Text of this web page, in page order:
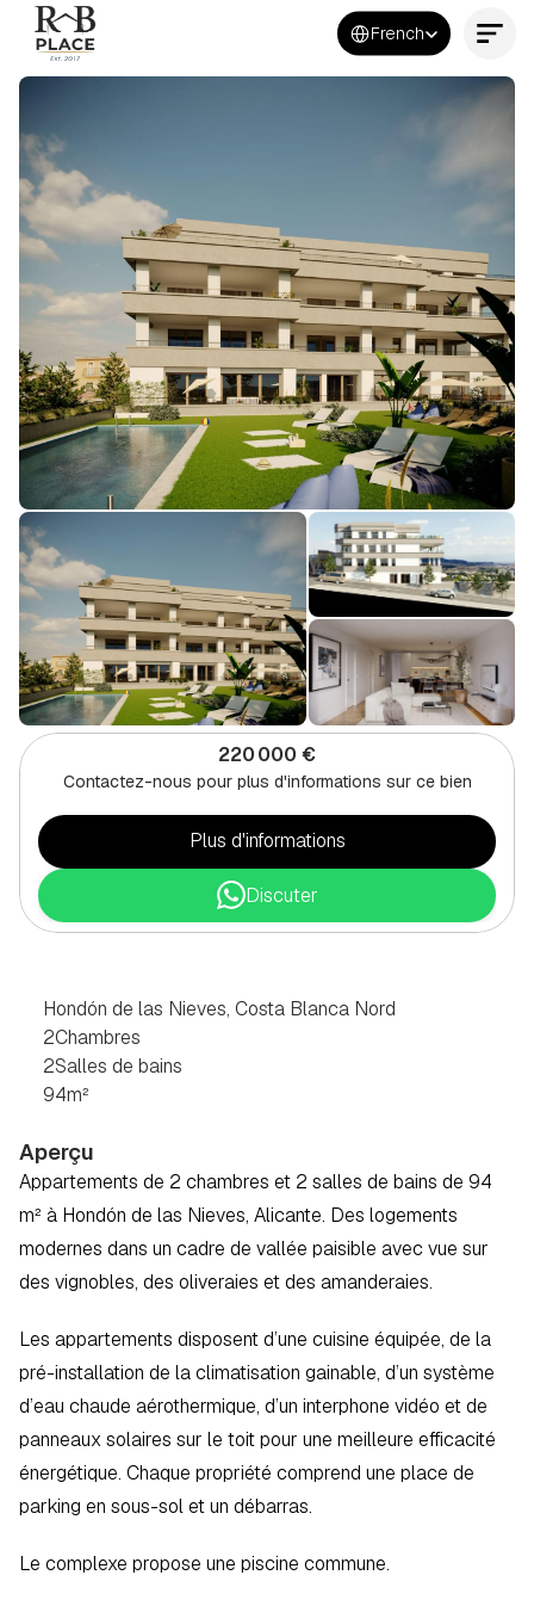
Select Language
French
Contactez-nous maintenant
220 000 €
Contactez-nous pour plus d'informations sur ce bien
Plus d'informations
Discuter
Hondón de las Nieves, Costa Blanca Nord
2Chambres
2Salles de bains
94m²
Aperçu
Appartements de 2 chambres et 2 salles de bains de 94
m² à Hondón de las Nieves, Alicante. Des logements
modernes dans un cadre de vallée paisible avec vue sur
des vignobles, des oliveraies et des amanderaies.
Les appartements disposent d’une cuisine équipée, de la
pré-installation de la climatisation gainable, d’un système
d’eau chaude aérothermique, d’un interphone vidéo et de
panneaux solaires sur le toit pour une meilleure efficacité
énergétique. Chaque propriété comprend une place de
parking en sous-sol et un débarras.
Le complexe propose une piscine commune.